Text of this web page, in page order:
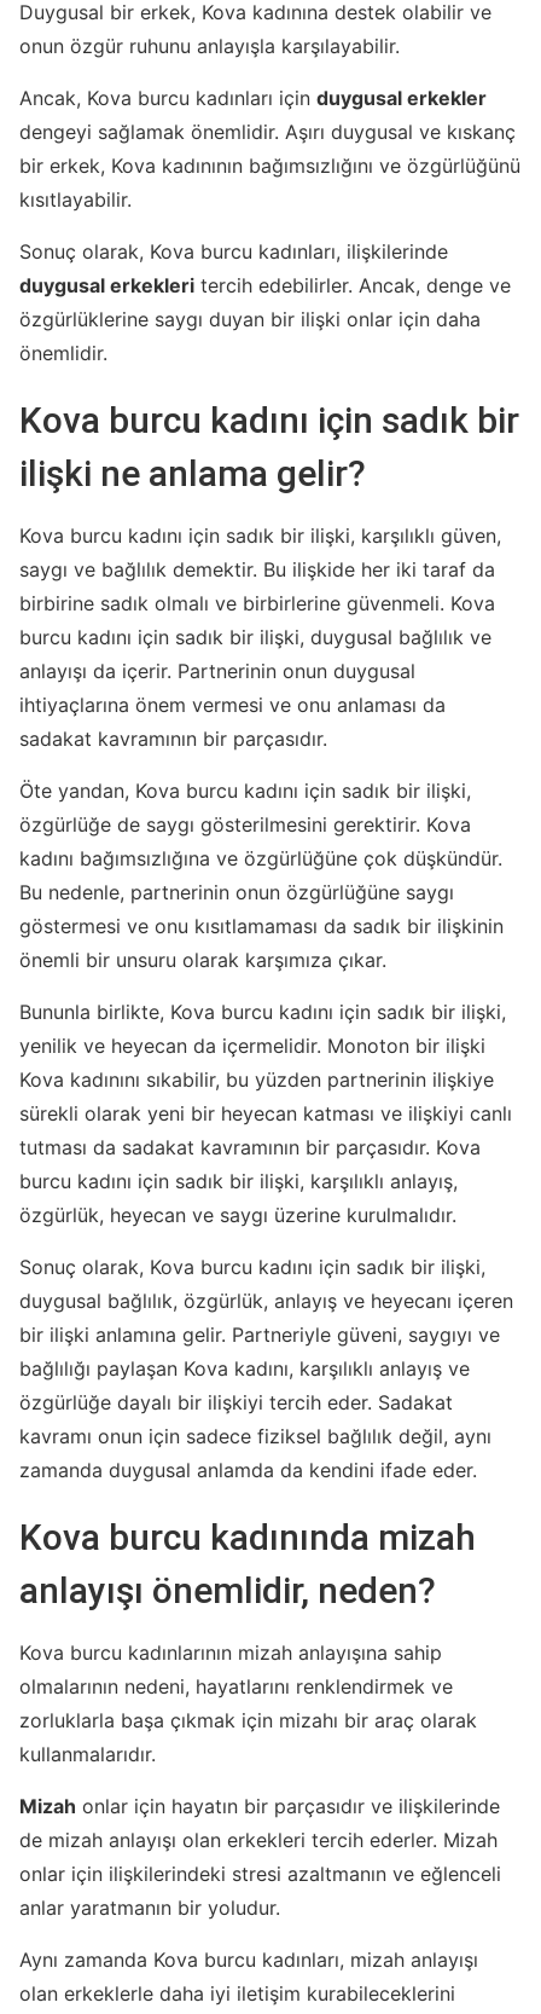
Duygusal bir erkek, Kova kadınına destek olabilir ve
onun özgür ruhunu anlayışla karşılayabilir.
Ancak, Kova burcu kadınları için duygusal erkekler
dengeyi sağlamak önemlidir. Aşırı duygusal ve kıskanç
bir erkek, Kova kadınının bağımsızlığını ve özgürlüğünü
kısıtlayabilir.
Sonuç olarak, Kova burcu kadınları, ilişkilerinde
duygusal erkekleri tercih edebilirler. Ancak, denge ve
özgürlüklerine saygı duyan bir ilişki onlar için daha
önemlidir.
Kova burcu kadını için sadık bir
ilişki ne anlama gelir?
Kova burcu kadını için sadık bir ilişki, karşılıklı güven,
saygı ve bağlılık demektir. Bu ilişkide her iki taraf da
birbirine sadık olmalı ve birbirlerine güvenmeli. Kova
burcu kadını için sadık bir ilişki, duygusal bağlılık ve
anlayışı da içerir. Partnerinin onun duygusal
ihtiyaçlarına önem vermesi ve onu anlaması da
sadakat kavramının bir parçasıdır.
Öte yandan, Kova burcu kadını için sadık bir ilişki,
özgürlüğe de saygı gösterilmesini gerektirir. Kova
kadını bağımsızlığına ve özgürlüğüne çok düşkündür.
Bu nedenle, partnerinin onun özgürlüğüne saygı
göstermesi ve onu kısıtlamaması da sadık bir ilişkinin
önemli bir unsuru olarak karşımıza çıkar.
Bununla birlikte, Kova burcu kadını için sadık bir ilişki,
yenilik ve heyecan da içermelidir. Monoton bir ilişki
Kova kadınını sıkabilir, bu yüzden partnerinin ilişkiye
sürekli olarak yeni bir heyecan katması ve ilişkiyi canlı
tutması da sadakat kavramının bir parçasıdır. Kova
burcu kadını için sadık bir ilişki, karşılıklı anlayış,
özgürlük, heyecan ve saygı üzerine kurulmalıdır.
Sonuç olarak, Kova burcu kadını için sadık bir ilişki,
duygusal bağlılık, özgürlük, anlayış ve heyecanı içeren
bir ilişki anlamına gelir. Partneriyle güveni, saygıyı ve
bağlılığı paylaşan Kova kadını, karşılıklı anlayış ve
özgürlüğe dayalı bir ilişkiyi tercih eder. Sadakat
kavramı onun için sadece fiziksel bağlılık değil, aynı
zamanda duygusal anlamda da kendini ifade eder.
Kova burcu kadınında mizah
anlayışı önemlidir, neden?
Kova burcu kadınlarının mizah anlayışına sahip
olmalarının nedeni, hayatlarını renklendirmek ve
zorluklarla başa çıkmak için mizahı bir araç olarak
kullanmalarıdır.
Mizah onlar için hayatın bir parçasıdır ve ilişkilerinde
de mizah anlayışı olan erkekleri tercih ederler. Mizah
onlar için ilişkilerindeki stresi azaltmanın ve eğlenceli
anlar yaratmanın bir yoludur.
Aynı zamanda Kova burcu kadınları, mizah anlayışı
olan erkeklerle daha iyi iletişim kurabileceklerini